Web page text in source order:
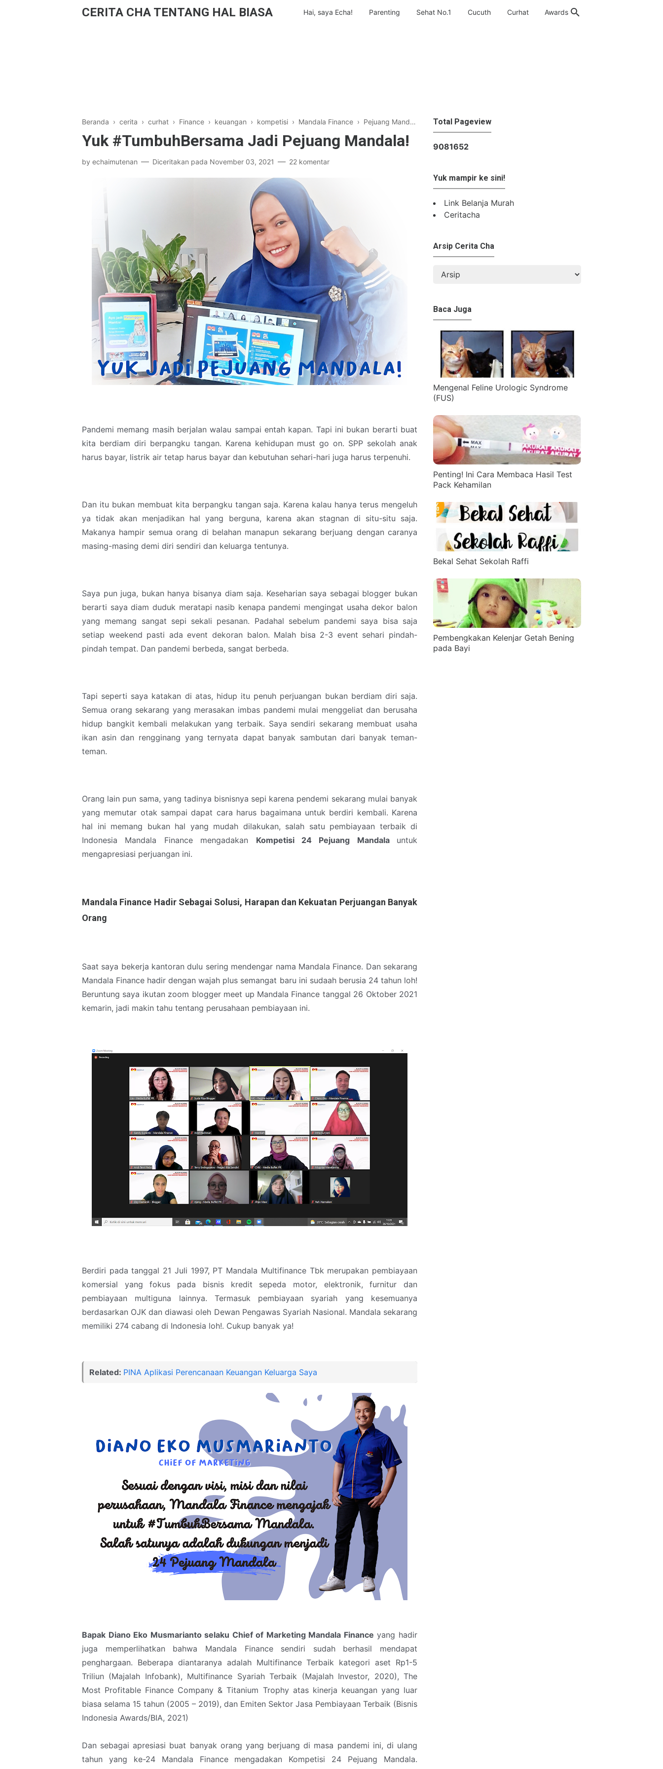
CERITA CHA TENTANG HAL BIASA Hai, saya Echa! Parenting Sehat No.1 Cucuth Curhat Awards
Beranda › cerita › curhat › Finance › keuangan › kompetisi › Mandala Finance › Pejuang Mandala pembiayaan ›pembiayaan syariah
Yuk #TumbuhBersama Jadi Pejuang Mandala!
by echaimutenan Diceritakan pada November 03, 2021 22 komentar
Pandemi memang masih berjalan walau sampai entah kapan. Tapi ini bukan berarti buat
kita berdiam diri berpangku tangan. Karena kehidupan must go on. SPP sekolah anak
harus bayar, listrik air tetap harus bayar dan kebutuhan sehari-hari juga harus terpenuhi.
Dan itu bukan membuat kita berpangku tangan saja. Karena kalau hanya terus mengeluh
ya tidak akan menjadikan hal yang berguna, karena akan stagnan di situ-situ saja.
Makanya hampir semua orang di belahan manapun sekarang berjuang dengan caranya
masing-masing demi diri sendiri dan keluarga tentunya.
Saya pun juga, bukan hanya bisanya diam saja. Keseharian saya sebagai blogger bukan
berarti saya diam duduk meratapi nasib kenapa pandemi mengingat usaha dekor balon
yang memang sangat sepi sekali pesanan. Padahal sebelum pandemi saya bisa saja
setiap weekend pasti ada event dekoran balon. Malah bisa 2-3 event sehari pindah-
pindah tempat. Dan pandemi berbeda, sangat berbeda.
Tapi seperti saya katakan di atas, hidup itu penuh perjuangan bukan berdiam diri saja.
Semua orang sekarang yang merasakan imbas pandemi mulai menggeliat dan berusaha
hidup bangkit kembali melakukan yang terbaik. Saya sendiri sekarang membuat usaha
ikan asin dan rengginang yang ternyata dapat banyak sambutan dari banyak teman-
teman.
Orang lain pun sama, yang tadinya bisnisnya sepi karena pendemi sekarang mulai banyak
yang memutar otak sampai dapat cara harus bagaimana untuk berdiri kembali. Karena
hal ini memang bukan hal yang mudah dilakukan, salah satu pembiayaan terbaik di
Indonesia Mandala Finance mengadakan Kompetisi 24 Pejuang Mandala untuk
mengapresiasi perjuangan ini.
Mandala Finance Hadir Sebagai Solusi, Harapan dan Kekuatan Perjuangan Banyak
Orang
Saat saya bekerja kantoran dulu sering mendengar nama Mandala Finance. Dan sekarang
Mandala Finance hadir dengan wajah plus semangat baru ini sudaah berusia 24 tahun loh!
Beruntung saya ikutan zoom blogger meet up Mandala Finance tanggal 26 Oktober 2021
kemarin, jadi makin tahu tentang perusahaan pembiayaan ini.
Berdiri pada tanggal 21 Juli 1997, PT Mandala Multifinance Tbk merupakan pembiayaan
komersial yang fokus pada bisnis kredit sepeda motor, elektronik, furnitur dan
pembiayaan multiguna lainnya. Termasuk pembiayaan syariah yang kesemuanya
berdasarkan OJK dan diawasi oleh Dewan Pengawas Syariah Nasional. Mandala sekarang
memiliki 274 cabang di Indonesia loh!. Cukup banyak ya!
Related: PINA Aplikasi Perencanaan Keuangan Keluarga Saya
Bapak Diano Eko Musmarianto selaku Chief of Marketing Mandala Finance yang hadir
juga memperlihatkan bahwa Mandala Finance sendiri sudah berhasil mendapat
penghargaan. Beberapa diantaranya adalah Multifinance Terbaik kategori aset Rp1-5
Triliun (Majalah Infobank), Multifinance Syariah Terbaik (Majalah Investor, 2020), The
Most Profitable Finance Company & Titanium Trophy atas kinerja keuangan yang luar
biasa selama 15 tahun (2005 – 2019), dan Emiten Sektor Jasa Pembiayaan Terbaik (Bisnis
Indonesia Awards/BIA, 2021)
Dan sebagai apresiasi buat banyak orang yang berjuang di masa pandemi ini, di ulang
tahun yang ke-24 Mandala Finance mengadakan Kompetisi 24 Pejuang Mandala.
Total Pageview
9081652
Yuk mampir ke sini!
Link Belanja Murah
Ceritacha
Arsip Cerita Cha
Baca Juga
Mengenal Feline Urologic Syndrome
(FUS)
Penting! Ini Cara Membaca Hasil Test
Pack Kehamilan
Bekal Sehat Sekolah Raffi
Pembengkakan Kelenjar Getah Bening
pada Bayi